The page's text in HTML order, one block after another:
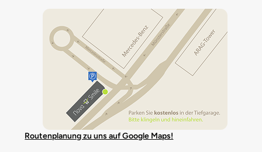
Routenplanung zu uns auf Google Maps!